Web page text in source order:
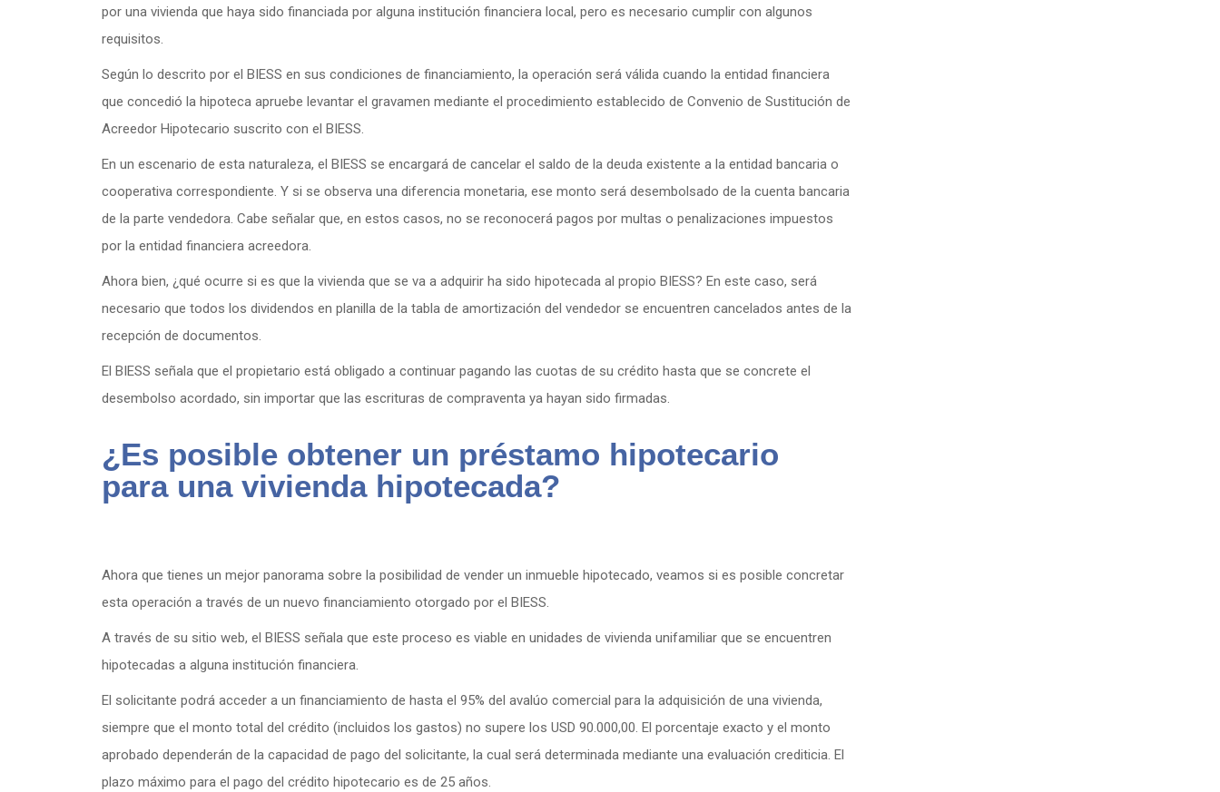
por una vivienda que haya sido financiada por alguna institución financiera local, pero es necesario cumplir con algunos
requisitos.
Según lo descrito por el BIESS en sus condiciones de financiamiento, la operación será válida cuando la entidad financiera
que concedió la hipoteca apruebe levantar el gravamen mediante el procedimiento establecido de Convenio de Sustitución de
Acreedor Hipotecario suscrito con el BIESS.
En un escenario de esta naturaleza, el BIESS se encargará de cancelar el saldo de la deuda existente a la entidad bancaria o
cooperativa correspondiente. Y si se observa una diferencia monetaria, ese monto será desembolsado de la cuenta bancaria
de la parte vendedora. Cabe señalar que, en estos casos, no se reconocerá pagos por multas o penalizaciones impuestos
por la entidad financiera acreedora.
Ahora bien, ¿qué ocurre si es que la vivienda que se va a adquirir ha sido hipotecada al propio BIESS? En este caso, será
necesario que todos los dividendos en planilla de la tabla de amortización del vendedor se encuentren cancelados antes de la
recepción de documentos.
El BIESS señala que el propietario está obligado a continuar pagando las cuotas de su crédito hasta que se concrete el
desembolso acordado, sin importar que las escrituras de compraventa ya hayan sido firmadas.
¿Es posible obtener un préstamo hipotecario
para una vivienda hipotecada?
Ahora que tienes un mejor panorama sobre la posibilidad de vender un inmueble hipotecado, veamos si es posible concretar
esta operación a través de un nuevo financiamiento otorgado por el BIESS.
A través de su sitio web, el BIESS señala que este proceso es viable en unidades de vivienda unifamiliar que se encuentren
hipotecadas a alguna institución financiera.
El solicitante podrá acceder a un financiamiento de hasta el 95% del avalúo comercial para la adquisición de una vivienda,
siempre que el monto total del crédito (incluidos los gastos) no supere los USD 90.000,00. El porcentaje exacto y el monto
aprobado dependerán de la capacidad de pago del solicitante, la cual será determinada mediante una evaluación crediticia. El
plazo máximo para el pago del crédito hipotecario es de 25 años.